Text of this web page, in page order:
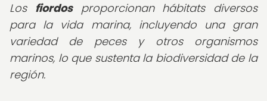
Los fiordosproporcionan hábitats diversos
para la vida marina, incluyendo una gran
variedad de peces y otros organismos
marinos, lo que sustenta la biodiversidad de la
región.